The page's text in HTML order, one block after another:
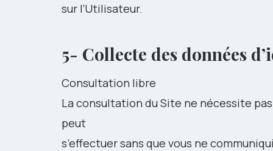
sur l’Utilisateur.
5- Collecte des données
Consultation libre
La consultation du Site ne nécessite
peut
s’effectuer sans que vous ne